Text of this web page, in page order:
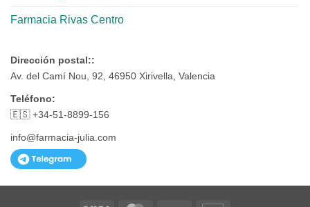
Farmacia Rivas Centro
Dirección postal::
Av. del Camí Nou, 92, 46950 Xirivella, Valencia
Teléfono:
🇪🇸 +34-51-8899-156
info@farmacia-julia.com